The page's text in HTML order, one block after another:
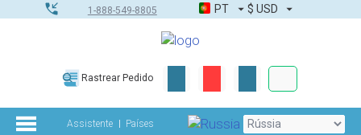
1-888-549-8805 PT $ USD
Rastrear Pedido
Assistente Países